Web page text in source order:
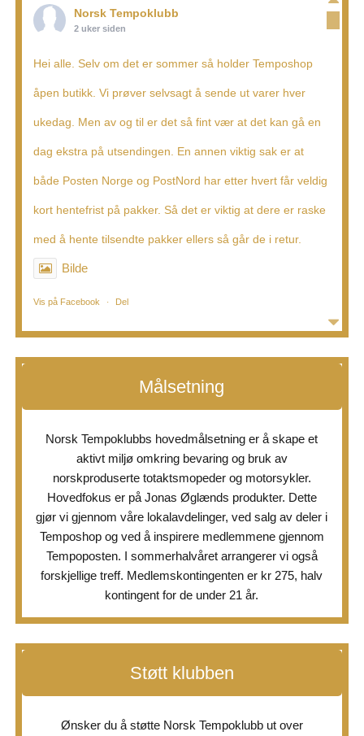
Norsk Tempoklubb
2 uker siden
Hei alle. Selv om det er sommer så holder Temposhop
åpen butikk. Vi prøver selvsagt å sende ut varer hver
ukedag. Men av og til er det så fint vær at det kan gå en
dag ekstra på utsendingen. En annen viktig sak er at
både Posten Norge og PostNord har etter hvert får veldig
kort hentefrist på pakker. Så det er viktig at dere er raske
med å hente tilsendte pakker ellers så går de i retur.
Bilde
Vis på Facebook · Del
Norsk Tempoklubb
Viste du at Temposhop har fått inn litt deler til Villiers
få tak på i det siste. Du finner Kick og andre Villiersdeler i
Temposhop
Vis på Facebook · Del
Norsk Tempoklubb
1 måned siden
Vi har når registrert at Tempoposten nr. 2 2026 er ute hos
Målsetning
Norsk Tempoklubbs hovedmålsetning er å skape et
aktivt miljø omkring bevaring og bruk av
norskproduserte totaktsmopeder og motorsykler.
Hovedfokus er på Jonas Øglænds produkter. Dette
gjør vi gjennom våre lokalavdelinger, ved salg av deler i
Temposhop og ved å inspirere medlemmene gjennom
Tempoposten. I sommerhalvåret arrangerer vi også
forskjellige treff. Medlemskontingenten er kr 275, halv
kontingent for de under 21 år.
Støtt klubben
Ønsker du å støtte Norsk Tempoklubb ut over